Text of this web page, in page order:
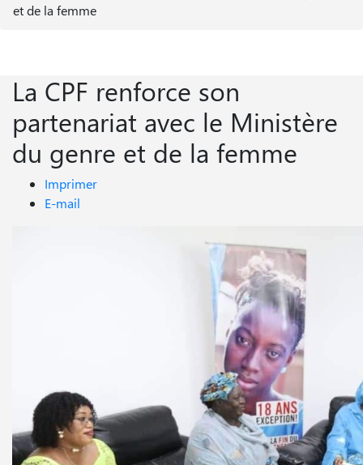
et de la femme
La CPF renforce son
partenariat avec le Ministère
du genre et de la femme
Imprimer
E-mail